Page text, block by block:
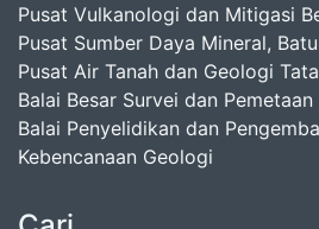
Pusat Vulkanologi dan Mitigasi
Pusat Sumber Daya Mineral,
Pusat Air Tanah dan Geologi
Balai Besar Survei dan
Balai Penyelidikan dan
Kebencanaan Geologi